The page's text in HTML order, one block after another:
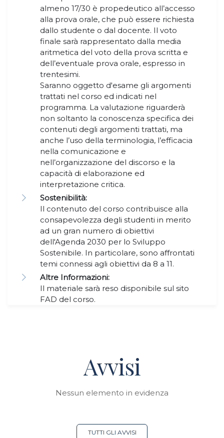
almeno 17/30 è propedeutico all’accesso
alla prova orale, che può essere richiesta
dallo studente o dal docente. Il voto
finale sarà rappresentato dalla media
aritmetica del voto della prova scritta e
dell’eventuale prova orale, espresso in
trentesimi.
Saranno oggetto d'esame gli argomenti
trattati nel corso ed indicati nel
programma. La valutazione riguarderà
non soltanto la conoscenza specifica dei
contenuti degli argomenti trattati, ma
anche l’uso della terminologia, l’efficacia
nella comunicazione e
nell’organizzazione del discorso e la
capacità di elaborazione ed
interpretazione critica.
Sostenibilità:
Il contenuto del corso contribuisce alla
consapevolezza degli studenti in merito
ad un gran numero di obiettivi
dell'Agenda 2030 per lo Sviluppo
Sostenibile. In particolare, sono affrontati
temi connessi agli obiettivi da 8 a 11.
Altre Informazioni:
Il materiale sarà reso disponibile sul sito
FAD del corso.
Avvisi
Nessun elemento in evidenza
TUTTI GLI AVVISI